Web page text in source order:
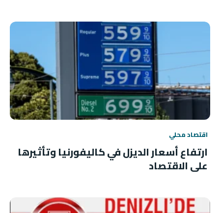
اقتصاد محلي
ارتفاع أسعار الديزل في كاليفورنيا وتأثيرها
على الاقتصاد